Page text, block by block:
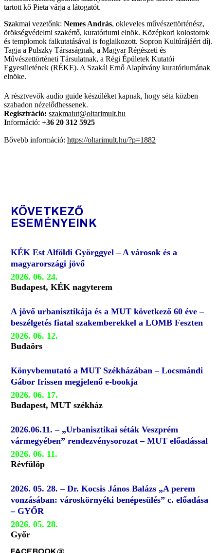
tartott kő Pieta várja a látogatót.
Szakmai vezetőnk: Nemes András, okleveles művészettörténész,
örökségvédelmi szakértő, kuratóriumi elnök. Középkori kolostorok
és templomok falkutatásával is foglalkozott. Sopron Kultúrájáért díj.
Tagja a Pulszky Társaságnak, a Magyar Régészeti és
Művészettörténeti Társulatnak, a Régi Épületek Kutatói
Egyesületének (RÉKE). A Szakál Ernő Alapítvány kuratóriumának
elnöke.
A résztvevők audio guide készüléket kapnak, hogy séta közben
szabadon nézelődhessenek.
Regisztráció: szakmaiut@oltarimult.hu
Információ: +36 20 312 5925
Bővebb információ: https://oltarimult.hu/?p=1882
KÖVETKEZŐ
ESEMÉNYEINK
KÉK Est Alföldi Györggyel – A városok és a
magyarországi jövő
2026. 06. 24.
Budapest, KÉK nagyterem
A jövő urbanisztikája és a MUT következő 60 éve –
beszélgetés fiatal szakemberekkel a LOMB Feszten
2026. 06. 12.
Budaörs
Könyvbemutató a MUT Székházában – Locsmándi
Gábor frissen megjelenő e-bookja
2026. 06. 17.
Budapest, MUT székház
2026.06.11. – „Urbanisztikai séták Veszprém
vármegyében” rendezvénysorozat – MUT előadással
2026. 06. 11.
Révfülöp
2026. 05. 28. – Dr. Kocsis János Balázs „A perem
vonzásában: városkörnyéki benépesülés” c. előadása
– GYŐR
2026. 05. 28.
Győr